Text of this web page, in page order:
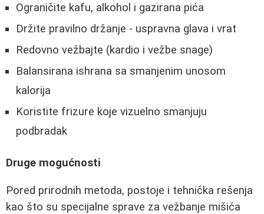
Ograničite kafu, alkohol i gazirana pića
Držite pravilno držanje - uspravna glava i vrat
Redovno vežbajte (kardio i vežbe snage)
Balansirana ishrana sa smanjenim unosom
kalorija
Koristite frizure koje vizuelno smanjuju
podbradak
Druge mogućnosti
Pored prirodnih metoda, postoje i tehnička rešenja
kao što su specijalne sprave za vežbanje mišića